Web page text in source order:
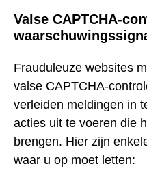
Valse CAPTCHA-
Frauduleuze websites
valse CAPTCHA-
verleiden meldingen in
acties uit te voeren die
brengen. Hier zijn
waar u op moet letten: